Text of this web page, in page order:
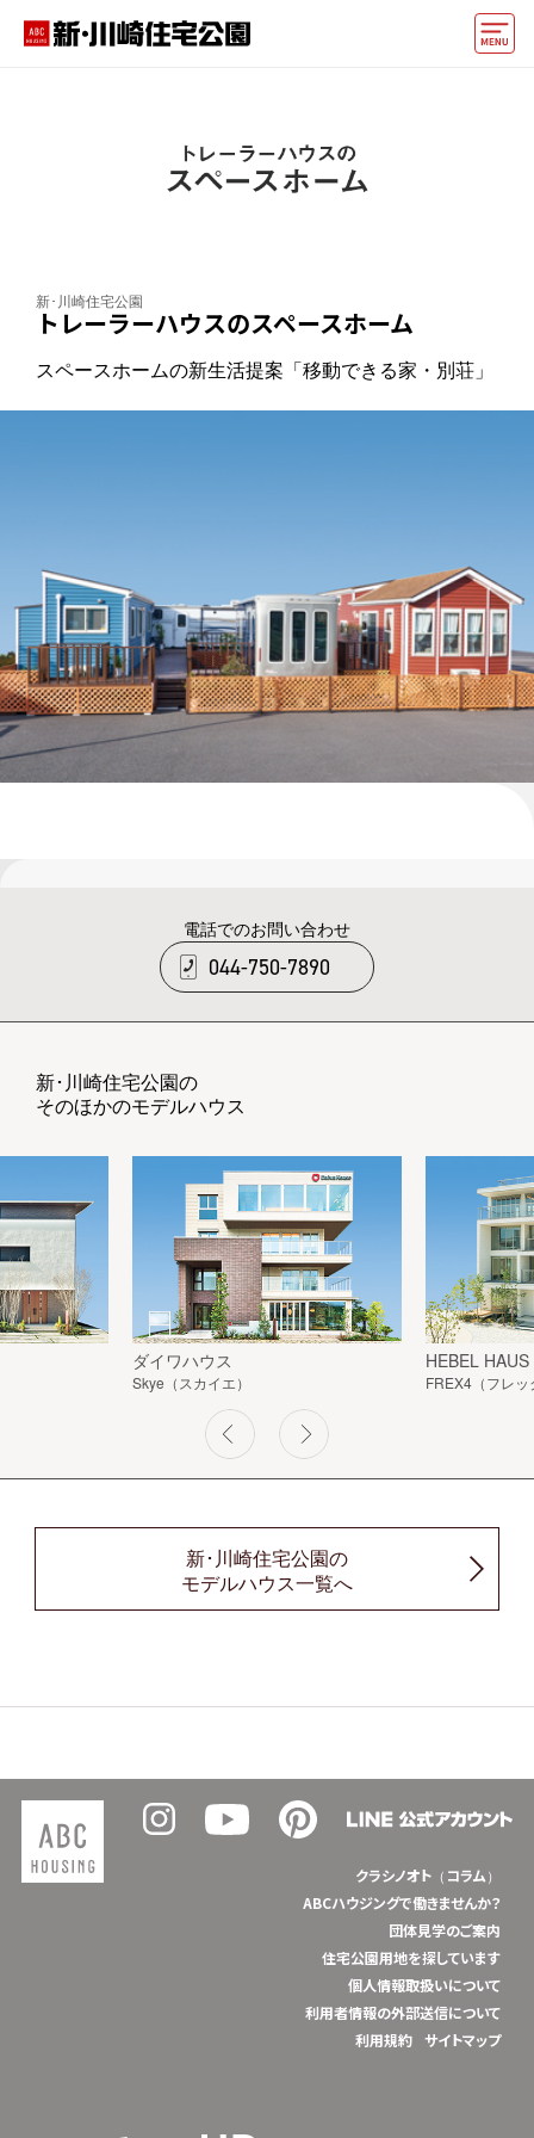
住宅会社・ハウスメーカー
イベント情報・プレゼント
好みからモデルハウスを探す
新･川崎住宅公園
トレーラーハウスのスペースホーム
スペースホームの新生活提案「移動できる家・別荘」
電話でのお問い合わせ
044-750-7890
新･川崎住宅公園の
そのほかのモデルハウス
ダイワハウス
Skye（スカイエ）
HEBEL HAUS
FREX4（フレッ
新･川崎住宅公園の
モデルハウス一覧へ
クラシノオト（コラム）
ABCハウジングで働きませんか？
団体見学のご案内
住宅公園用地を探しています
個人情報取扱いについて
利用者情報の外部送信について
利用規約
サイトマップ